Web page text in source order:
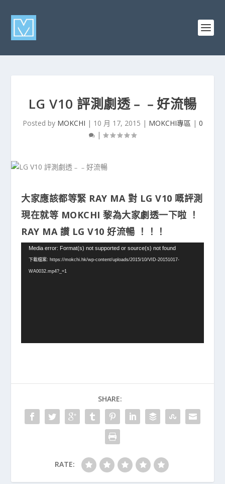
LG V10 評測劇透﹣﹣好流暢
Posted by MOKCHI | 10 月 17, 2015 | MOKCHI專區 | 0
|
大家應該都等緊 RAY MA 對 LG V10 嘅評測
現在就等 MOKCHI 黎為大家劇透一下啦 ！
RAY MA 讃 LG V10 好流暢 ！！！
Media error: Format(s) not supported or source(s) not found
下載檔案: https://mokchi.hk/wp-content/uploads/2015/10/VID-20151017-
WA0032.mp4?_=1
SHARE:
RATE: